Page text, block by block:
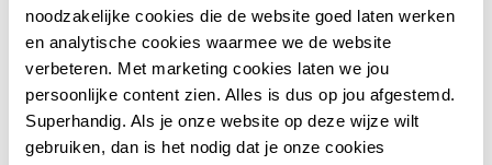
noodzakelijke cookies die de website goed laten werken
en analytische cookies waarmee we de website
verbeteren. Met marketing cookies laten we jou
persoonlijke content zien. Alles is dus op jou afgestemd.
Superhandig. Als je onze website op deze wijze wilt
gebruiken, dan is het nodig dat je onze cookies